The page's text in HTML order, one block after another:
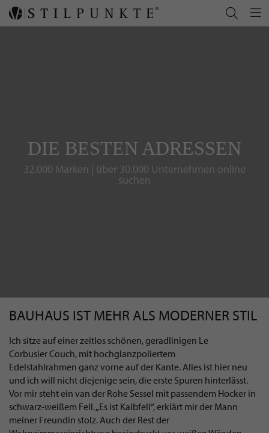
DIE BESTEN ADRESSEN
32.000 Marken | über 30.000 Unternehmen online
suchen
BAUHAUS IST MEHR ALS MODERNER STIL
Ich sitze auf einer zeitlos schönen, geradlinigen Le
Corbusier Couch, mit hochglanzpoliertem
Edelstahlrahmen ganz vorne auf der Kante. Alles ist hier neu
und ich will nicht diejenige sein, die erste Spuren hinterlässt.
Vor mir steht ein van der Rohe Sessel mit passendem Hocker in
schwarz-weißem Fell. „Es ist Kalbfell“, erklärt mir der Mann
meiner Freundin stolz. Auch der Rest der